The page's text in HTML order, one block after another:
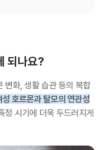
되나요?
변화, 생활 습관 등의 복합
성 호르몬과 탈모의 연관성
정 시기에 더욱 두드러지게